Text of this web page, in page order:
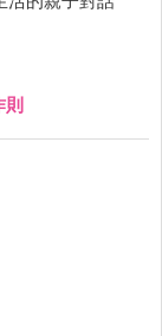
則